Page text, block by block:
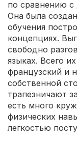
по сравнению с
Она была
обучения
концепциях.
свободно
языках. Всего
французский и
собственной
трапезничают
есть много
физических
легкостью